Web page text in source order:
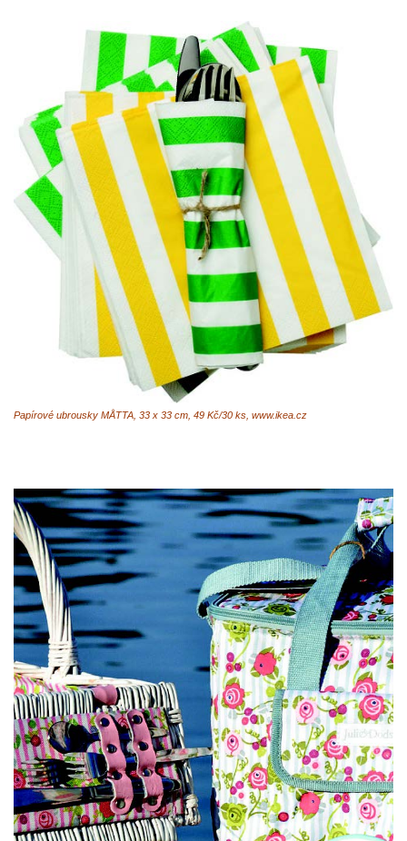
Papírové ubrousky MÅTTA, 33 x 33 cm, 49 Kč/30 ks, www.ikea.cz